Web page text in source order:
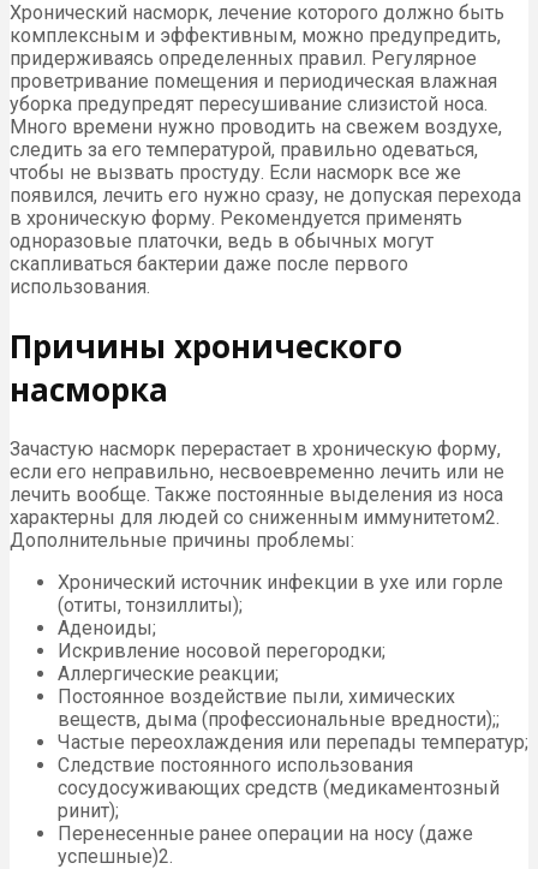
Хронический насморк, лечение которого должно быть
комплексным и эффективным, можно предупредить,
придерживаясь определенных правил. Регулярное
проветривание помещения и периодическая влажная
уборка предупредят пересушивание слизистой носа.
Много времени нужно проводить на свежем воздухе,
следить за его температурой, правильно одеваться,
чтобы не вызвать простуду. Если насморк все же
появился, лечить его нужно сразу, не допуская перехода
в хроническую форму. Рекомендуется применять
одноразовые платочки, ведь в обычных могут
скапливаться бактерии даже после первого
использования.
Причины хронического
насморка
Зачастую насморк перерастает в хроническую форму,
если его неправильно, несвоевременно лечить или не
лечить вообще. Также постоянные выделения из носа
характерны для людей со сниженным иммунитетом2.
Дополнительные причины проблемы:
Хронический источник инфекции в ухе или горле
(отиты, тонзиллиты);
Аденоиды;
Искривление носовой перегородки;
Аллергические реакции;
Постоянное воздействие пыли, химических
веществ, дыма (профессиональные вредности);;
Частые переохлаждения или перепады температур;
Следствие постоянного использования
сосудосуживающих средств (медикаментозный
ринит);
Перенесенные ранее операции на носу (даже
успешные)2.